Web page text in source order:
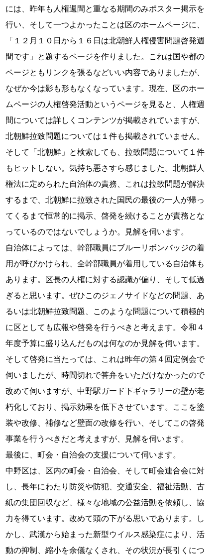
には、昨年も人権週間と重なる期間のみポスター掲示を
行い、そして一つよかったことは区のホームページに、
「１２月１０日から１６日は北朝鮮人権侵害問題啓発週
間です」と題するページを作りました。これは国や都の
ページともリンクを張るなどいい内容でありましたが、
なぜか今は影も形もなくなっています。現在、区のホー
ムページの人権啓発活動というページを見ると、人権週
間については詳しくコンテンツが掲載されていますが、
北朝鮮拉致問題については１件も掲載されていません。
そして「北朝鮮」と検索しても、拉致問題について１件
もヒットしない。気持ち悪さすら感じました。北朝鮮人
権法に定められた自治体の責務、これは拉致問題が解決
するまで、北朝鮮に拉致された国民の最後の一人が帰っ
てくるまで恒常的に掲示、啓発を続けることが責務とな
っているのではないでしょうか。見解を伺います。
自治体によっては、幹部職員にブルーリボンバッジの着
用が呼びかけられ、全幹部職員が着用している自治体も
あります。区長の人権に対する認識が偏り、そして低過
ぎると思います。ぜひこのジェノサイドなどの問題、あ
るいは北朝鮮拉致問題、このような問題について積極的
に区としても広報や啓発を行うべきと考えます。令和４
年度予算に盛り込んだものは何なのか見解を伺います。
そして啓発に当たっては、これは昨年の第４回定例会で
伺いましたが、時間切れで答弁をいただけなかったので
改めて伺いますが、中野駅ガード下ギャラリーの壁が老
朽化しており、掲示効果を低下させています。ここを塗
装や改修、補修など壁面の改修を行い、そしてこの啓発
事業を行うべきだと考えますが、見解を伺います。
最後に、町会・自治会の支援について伺います。
中野区は、区内の町会・自治会、そして町会連合会に対
し、長年にわたり防災や防犯、交通安全、福祉活動、古
紙の集団回収など、様々な地域の公益活動を依頼し、協
力を得ています。改めて頭の下がる思いであります。し
かし、武漢から始まった新型ウイルス感染症により、活
動の抑制、縮小を余儀なくされ、その状況が長引くにつ